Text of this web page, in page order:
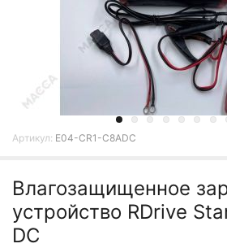
Артикул: E04-CR1-C8ADC
Влагозащищенное
устройство RDrive
DC